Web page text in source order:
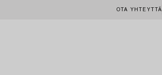
OTA YHTEYTTÄ